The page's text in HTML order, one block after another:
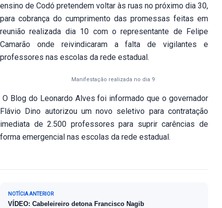
ensino de Codó pretendem voltar às ruas no próximo dia 30,
para cobrança do cumprimento das promessas feitas em
reunião realizada dia 10 com o representante de Felipe
Camarão onde reivindicaram a falta de vigilantes e
professores nas escolas da rede estadual.
Manifestação realizada no dia 9
O Blog do Leonardo Alves foi informado que o governador
Flávio Dino autorizou um novo seletivo para contratação
imediata de 2.500 professores para suprir carências de
forma emergencial nas escolas da rede estadual.
Navegação de Post
NOTÍCIA ANTERIOR
VÍDEO: Cabeleireiro detona Francisco Nagib